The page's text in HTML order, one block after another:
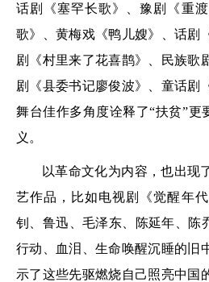
话剧《塞罕长歌》、豫剧《重
歌》、黄梅戏《鸭儿嫂》、话剧
剧《村里来了花喜鹊》、民族歌
剧《县委书记廖俊波》、童话剧
舞台佳作多角度诠释了“扶贫”更
义。
以革命文化为内容，也出现
艺作品，比如电视剧《觉醒年
钊、鲁迅、毛泽东、陈延年、陈
行动、血泪、生命唤醒沉睡的旧
示了这些先驱燃烧自己照亮中国